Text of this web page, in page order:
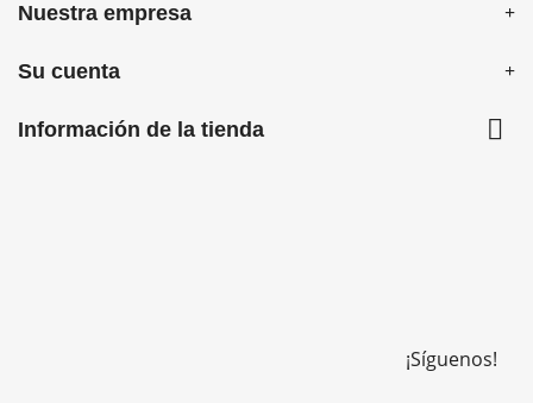
Nuestra empresa
Su cuenta
Información de la tienda 
¡Síguenos!